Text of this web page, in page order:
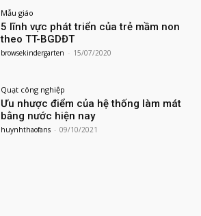
Mẫu giáo
5 lĩnh vực phát triển của trẻ mầm non
theo TT-BGDĐT
browsekindergarten - 15/07/2020
Quạt công nghiệp
Ưu nhược điểm của hệ thống làm mát
bằng nước hiện nay
huynhthaofans - 09/10/2021